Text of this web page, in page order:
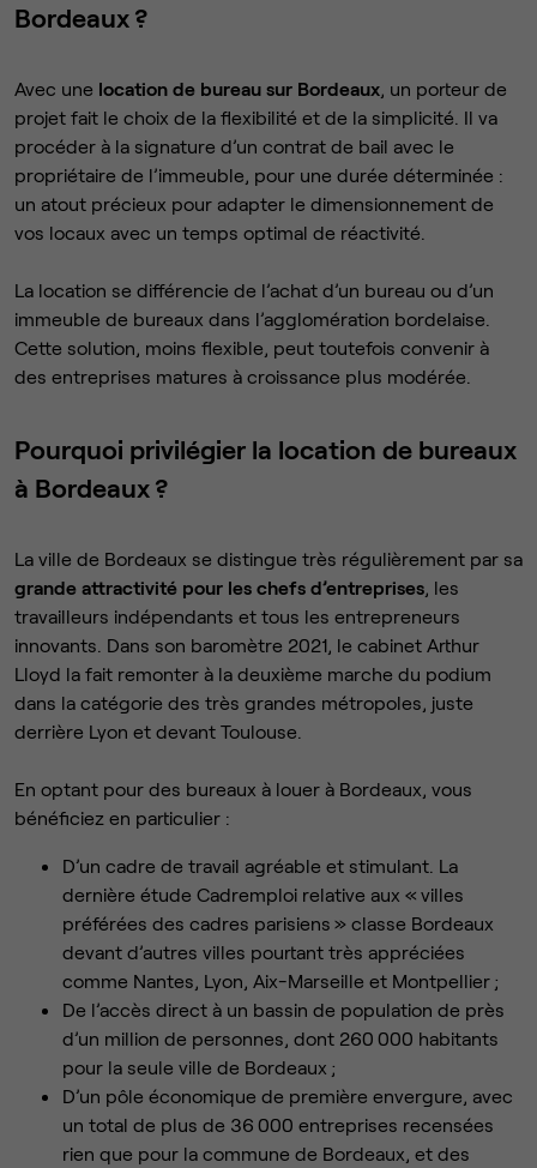
Bordeaux ?
Avec une location de bureau sur Bordeaux, un porteur de
projet fait le choix de la flexibilité et de la simplicité. Il va
procéder à la signature d’un contrat de bail avec le
propriétaire de l’immeuble, pour une durée déterminée :
un atout précieux pour adapter le dimensionnement de
vos locaux avec un temps optimal de réactivité.
La location se différencie de l’achat d’un bureau ou d’un
immeuble de bureaux dans l’agglomération bordelaise.
Cette solution, moins flexible, peut toutefois convenir à
des entreprises matures à croissance plus modérée.
Pourquoi privilégier la location de bureaux
à Bordeaux ?
La ville de Bordeaux se distingue très régulièrement par sa
grande attractivité pour les chefs d’entreprises, les
travailleurs indépendants et tous les entrepreneurs
innovants. Dans son baromètre 2021, le cabinet Arthur
Lloyd la fait remonter à la deuxième marche du podium
dans la catégorie des très grandes métropoles, juste
derrière Lyon et devant Toulouse.
En optant pour des bureaux à louer à Bordeaux, vous
bénéficiez en particulier :
D’un cadre de travail agréable et stimulant. La
dernière étude Cadremploi relative aux « villes
préférées des cadres parisiens » classe Bordeaux
devant d’autres villes pourtant très appréciées
comme Nantes, Lyon, Aix-Marseille et Montpellier ;
De l’accès direct à un bassin de population de près
d’un million de personnes, dont 260 000 habitants
pour la seule ville de Bordeaux ;
D’un pôle économique de première envergure, avec
un total de plus de 36 000 entreprises recensées
rien que pour la commune de Bordeaux, et des